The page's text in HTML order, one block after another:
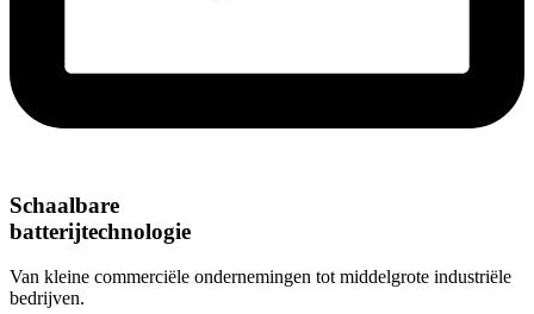
Schaalbare
batterijtechnologie
Van kleine commerciële ondernemingen tot middelgrote industriële
bedrijven.